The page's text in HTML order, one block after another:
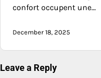
confort occupent une…
December 18, 2025
Leave a Reply